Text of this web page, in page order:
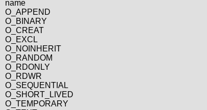
name
O_APPEND
O_BINARY
O_CREAT
O_EXCL
O_NOINHERIT
O_RANDOM
O_RDONLY
O_RDWR
O_SEQUENTIAL
O_SHORT_LIVED
O_TEMPORARY